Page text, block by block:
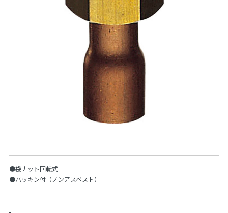
●袋ナット回転式
●パッキン付（ノンアスベスト）